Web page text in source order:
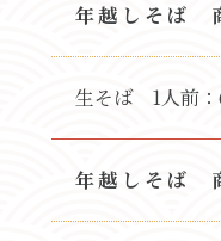
年越しそば
生そば 1人前：
年越しそば